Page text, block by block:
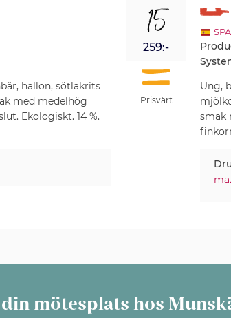
hallon, sötlakrits
med medelhög
Ekologiskt. 14 %.
15
259:-
Prisvärt
Ung,
smak
mötesplats hos